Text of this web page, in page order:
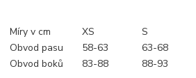
Míry v cm XS S
Obvod pasu
58-63 63-68
Obvod boků
83-88 88-93